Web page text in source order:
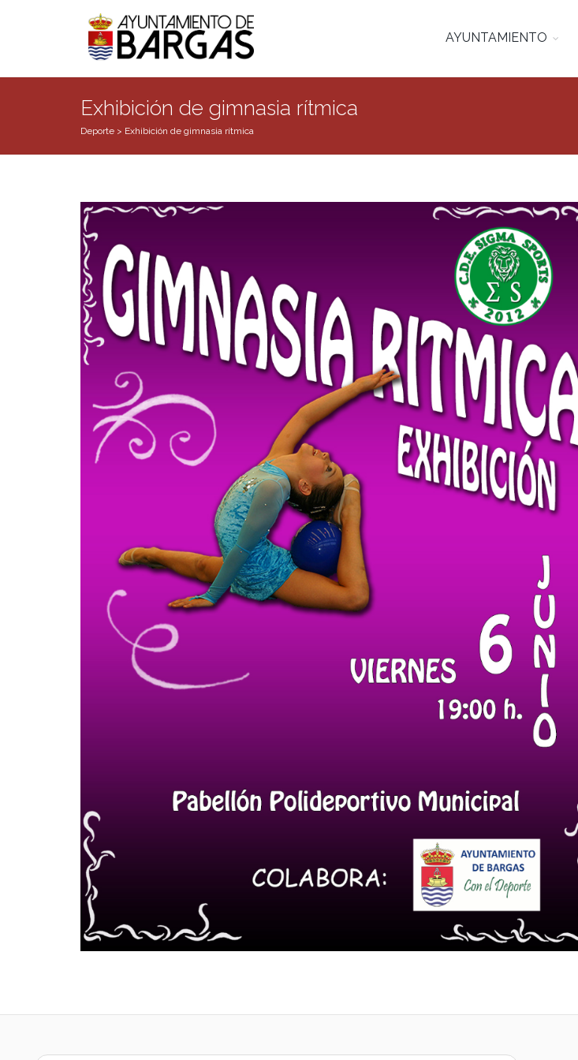
AYUNTAMIENTO
Exhibición de gimnasia rítmica
Deporte > Exhibición de gimnasia rítmica